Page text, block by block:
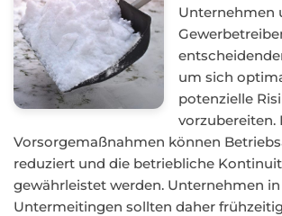
Unternehmen
um sich
potenzielle
vorzubereiten.
Vorsorgemaßnahmen können
reduziert und die betriebliche
gewährleistet werden. Unternehmen in
Untermeitingen sollten daher